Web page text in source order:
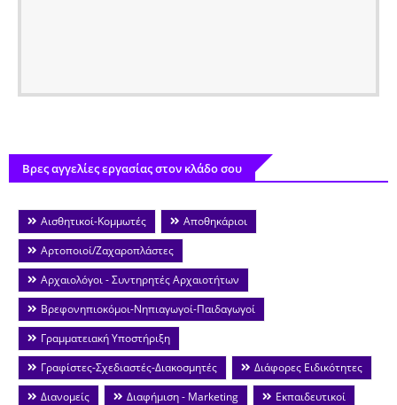
Βρες αγγελίες εργασίας στον κλάδο σου
Αισθητικοί-Κομμωτές
Αποθηκάριοι
Αρτοποιοί/Ζαχαροπλάστες
Αρχαιολόγοι - Συντηρητές Αρχαιοτήτων
Βρεφονηπιοκόμοι-Νηπιαγωγοί-Παιδαγωγοί
Γραμματειακή Υποστήριξη
Γραφίστες-Σχεδιαστές-Διακοσμητές
Διάφορες Ειδικότητες
Διανομείς
Διαφήμιση - Marketing Εκπαιδευτικοί